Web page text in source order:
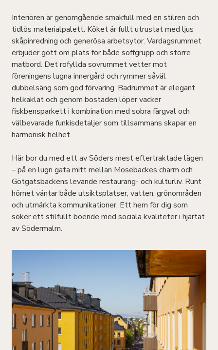
Interiören är genomgående smakfull med en stilren och
tidlös materialpalett. Köket är fullt utrustat med ljus
skåpinredning och generösa arbetsytor. Vardagsrummet
erbjuder gott om plats för både soffgrupp och större
matbord. Det rofyllda sovrummet vetter mot
föreningens lugna innergård och rymmer såväl
dubbelsäng som god förvaring. Badrummet är elegant
helkaklat och genom bostaden löper vacker
fiskbensparkett i kombination med sobra färgval och
välbevarade funkisdetaljer som tillsammans skapar en
harmonisk helhet.
Här bor du med ett av Söders mest eftertraktade lägen
– på en lugn gata mitt mellan Mosebackes charm och
Götgatsbackens levande restaurang- och kulturliv. Runt
hörnet väntar både utsiktsplatser, vatten, grönområden
och utmärkta kommunikationer. Ett hem för dig som
söker ett stilfullt boende med sociala kvaliteter i hjärtat
av Södermalm.